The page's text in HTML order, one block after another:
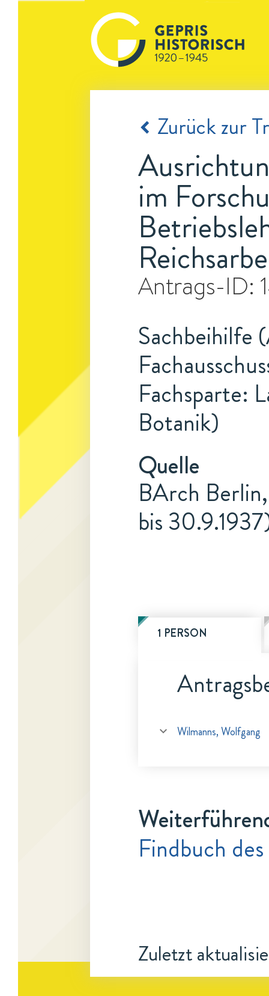
Zurück zur
im
Antrags-ID:
Sachbeihilfe
Fachsparte:
Botanik)
Quelle
BArch
bis
1 PERSON
Wilmanns, Wolfgang
Findbuch
Zuletzt